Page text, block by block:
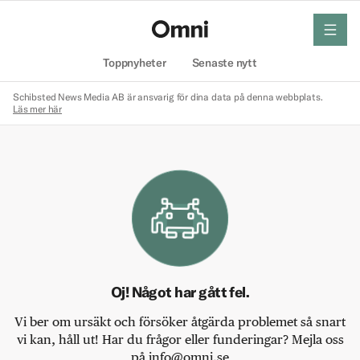
Toppnyheter Senaste nytt
meny
Schibsted News Media AB är ansvarig för dina data på denna webbplats.
Läs mer här
Oj! Något har gått fel.
Vi ber om ursäkt och försöker åtgärda problemet så snart
vi kan, håll ut! Har du frågor eller funderingar? Mejla oss